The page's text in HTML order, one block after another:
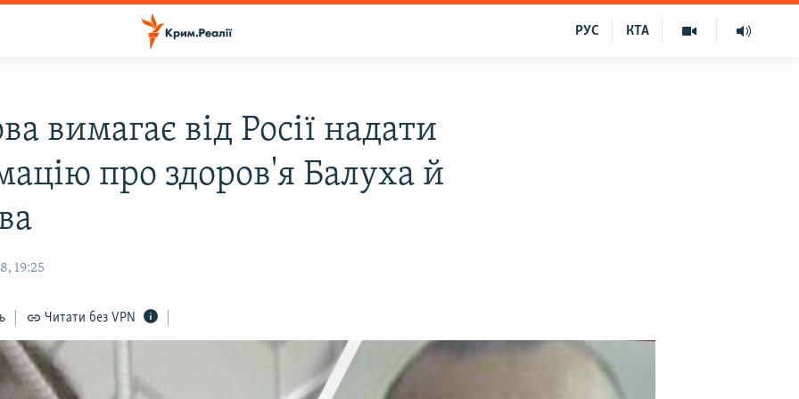
КТА
РУС
вимагає від Росії надати
про здоров'я Балуха й
19:25
Читати без VPN